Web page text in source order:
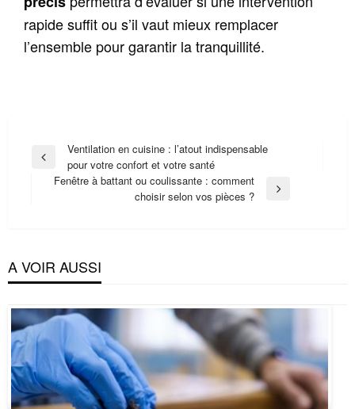
rapide suffit ou s’il vaut mieux remplacer
l’ensemble pour garantir la tranquillité.
Navigation
Previous
Ventilation en cuisine : l’atout indispensable
pour votre confort et votre santé
Fenêtre à battant ou coulissante : comment
choisir selon vos pièces ?
A VOIR AUSSI